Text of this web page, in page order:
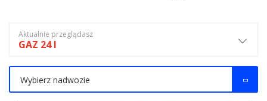
Aktualnie przeglądasz
GAZ 24 I
Wybierz nadwozie